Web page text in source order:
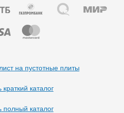
на пустотные плиты
краткий каталог
полный каталог